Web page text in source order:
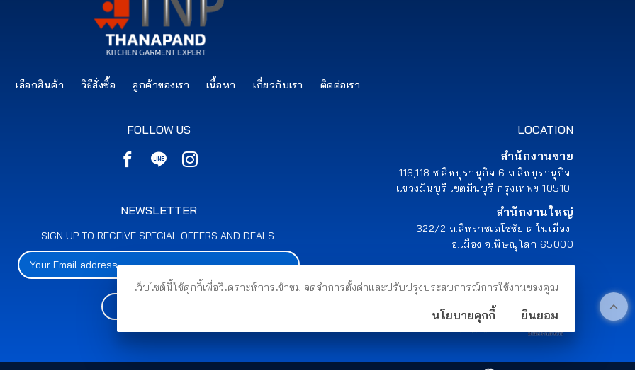
เลือกสินค้า วิธีสั่งซื้อ ลูกค้าของเรา เนื้อหา เกี่ยวกับเรา ติดต่อเรา
LOCATION
สำนักงานขาย
116,118 ซ.สีหบุรานุกิจ 6 ถ.สีหบุรานุกิจ
แขวงมีนบุรี เขตมีนบุรี กรุงเทพฯ 10510
สำนักงานใหญ่
322/2 ถ.สีหราชเดโชชัย ต.ในเมือง
อ.เมือง จ.พิษณุโลก 65000
FOLLOW US
NEWSLETTER
SIGN UP TO RECEIVE SPECIAL OFFERS AND DEALS.
เว็บไซต์นี้ใช้คุกกี้เพื่อวิเคราะห์การเข้าชม จดจำการตั้งค่าและปรับปรุงประสบการณ์การใช้งานของคุณ
นโยบายคุกกี้ ยินยอม